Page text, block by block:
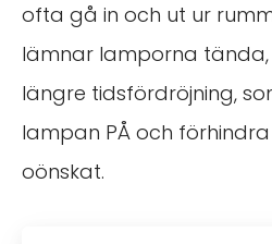
ofta gå in och ut ur
lämnar lamporna tända,
längre tidsfördröjning,
lampan PÅ och
oönskat.